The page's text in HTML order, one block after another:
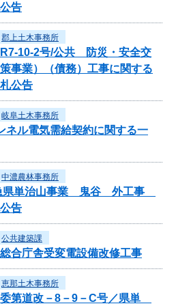
告
郡上土木事務所
R7-10-2号/公共 防災・安全交
事業）（債務）工事に関する
公告
岐阜土木事務所
ネル電気需給契約に関する一
中濃農林事務所
県単治山事業 鬼谷 外工事
告
公共建築課
合庁舎受変電設備改修工事
恵那土木事務所
委第道改－8－9－C号／県単